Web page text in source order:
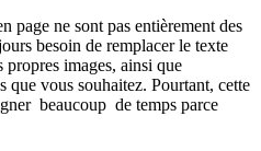
page ne sont pas entièrement des
besoin de remplacer le texte
propres images, ainsi que
que vous souhaitez. Pourtant, cette
beaucoup de temps parce